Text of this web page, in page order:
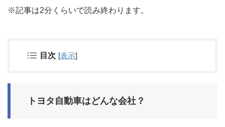
※記事は2分くらいで読み終わります。
目次 [表示]
トヨタ自動車はどんな会社？